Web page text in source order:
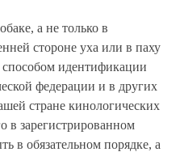
а не только в
стороне уха или в паху
способом идентификации
федерации и в других
стране кинологических
в зарегистрированном
в обязательном порядке, а